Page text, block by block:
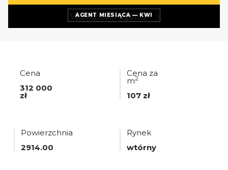
AGENT MIESIĄCA — KWI
Więcej ofertagenta
Cena
312 000
zł
Cena za
m2
107 zł
Powierzchnia
2914.00
Rynek
wtórny